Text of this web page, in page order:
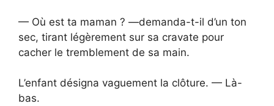
— Où est ta maman ? —demanda-t-il d’un ton
sec, tirant légèrement sur sa cravate pour
cacher le tremblement de sa main.
L’enfant désigna vaguement la clôture. — Là-
bas.